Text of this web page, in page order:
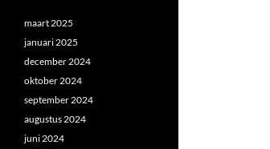
maart 2025
januari 2025
december 2024
oktober 2024
september 2024
augustus 2024
juni 2024